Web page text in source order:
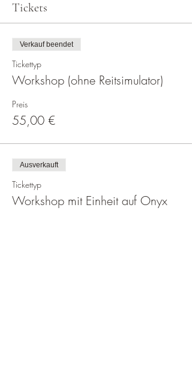
Tickets
Verkauf beendet
Tickettyp
Workshop (ohne Reitsimulator)
Preis
55,00 €
Ausverkauft
Tickettyp
Workshop mit Einheit auf Onyx